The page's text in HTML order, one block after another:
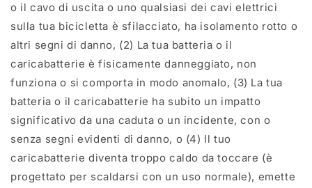
o il cavo di uscita o uno qualsiasi dei cavi elettrici
sulla tua bicicletta è sfilacciato, ha isolamento rotto o
altri segni di danno, (2) La tua batteria o il
caricabatterie è fisicamente danneggiato, non
funziona o si comporta in modo anomalo, (3) La tua
batteria o il caricabatterie ha subito un impatto
significativo da una caduta o un incidente, con o
senza segni evidenti di danno, o (4) Il tuo
caricabatterie diventa troppo caldo da toccare (è
progettato per scaldarsi con un uso normale), emette